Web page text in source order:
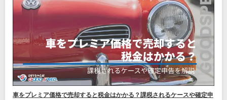
車をプレミア価格で売却すると税金はかかる？課税されるケースや確定申